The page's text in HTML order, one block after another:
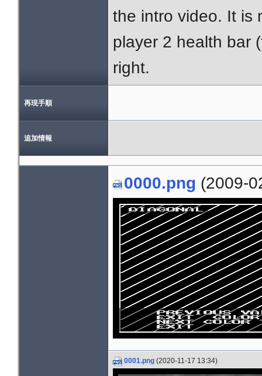
the intro video. It is
player 2 health bar
right.
再現手順
追加情報
0000.png (2009-
0001.png (2020-11-17 13:34)